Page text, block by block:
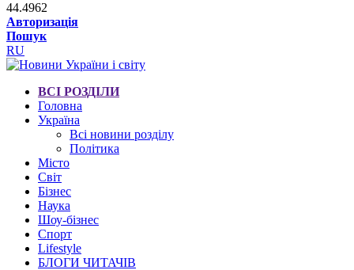
44.4962
Авторизація
Пошук
RU
ВСІ РОЗДІЛИ
Головна
Україна
Всі новини розділу
Політика
Місто
Світ
Бізнес
Наука
Шоу-бізнес
Спорт
Lifestyle
БЛОГИ ЧИТАЧІВ